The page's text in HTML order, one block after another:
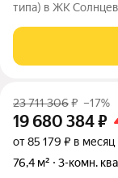
типа) в ЖК
кухня-гостиная,
Квартира
23 711 306₽ –17%
19 680 384₽
от 85 179 ₽ в месяц
76,4 м²
3-комн.